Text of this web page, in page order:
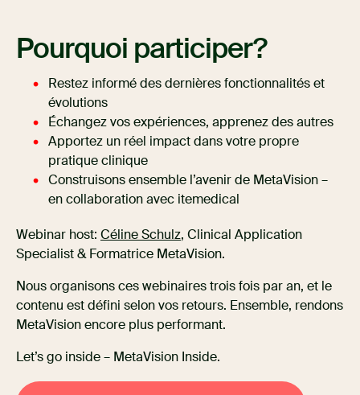
Pourquoi participer?
Restez informé des dernières fonctionnalités et
évolutions
Échangez vos expériences, apprenez des autres
Apportez un réel impact dans votre propre
pratique clinique
Construisons ensemble l’avenir de MetaVision –
en collaboration avec itemedical
Webinar host: Céline Schulz, Clinical Application
Specialist & Formatrice MetaVision.
Nous organisons ces webinaires trois fois par an, et le
contenu est défini selon vos retours. Ensemble, rendons
MetaVision encore plus performant.
Let’s go inside – MetaVision Inside.